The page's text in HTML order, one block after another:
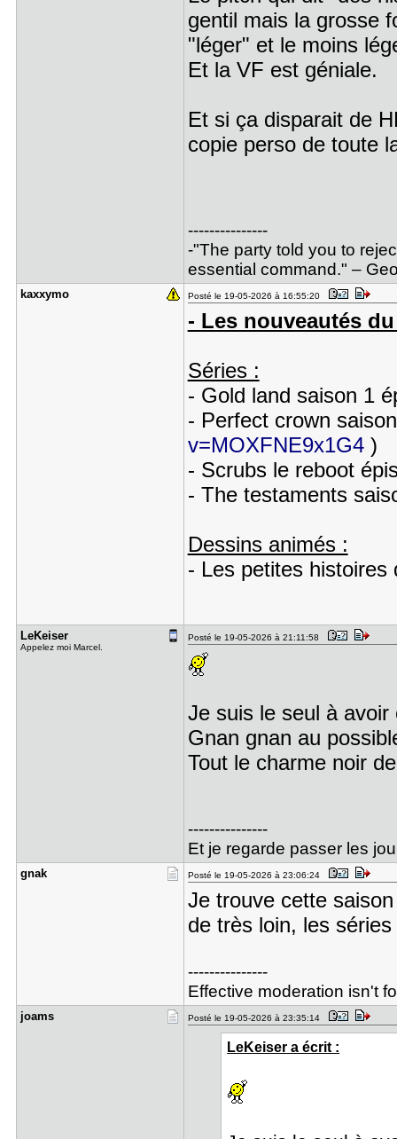
gentil mais la grosse
"léger" et le moins
Et la VF est géniale.
Et si ça disparait de
copie perso de toute
---------------
-"The party told you to
essential command." –
kaxxymo Posté le 19-05-2026 à 16:55:20
- Les nouveautés
Séries :
- Gold land saison 1
- Perfect crown
v=MOXFNE9x1G4)
- Scrubs le reboot
- The testaments
Dessins animés :
- Les petites histoires
LeKeiser
Appelez moi Marcel.
Posté le 19-05-2026 à 21:11:58
Je suis le seul à
Gnan gnan au
Tout le charme noir
---------------
Et je regarde passer les
gnak Posté le 19-05-2026 à 23:06:24
Je trouve cette
de très loin, les
---------------
Effective moderation isn't
joams Posté le 19-05-2026 à 23:35:14
LeKeiser a écrit :